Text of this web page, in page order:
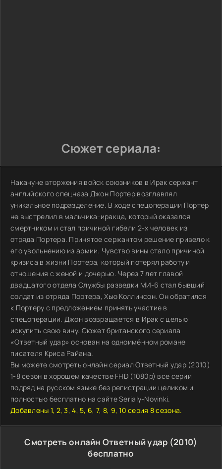
Сюжет сериала:
Накануне вторжения войск союзников в Ирак сержант
английского спецназа Джон Портер возглавлял
уникальное подразделение. В ходе спецоперации Портер
не выстрелил в мальчика-иракца, который оказался
смертником и стал причиной гибели 2-х человек из
отряда Портера. Принятое сержантом решение привело к
его увольнению из армии. Чувство вины стало причиной
кризиса в жизни Портера, который потерял работу и
отношения с женой и дочерью. Через 7 лет главой
двадцатого отдела Службы разведки МИ-6 стал бывший
солдат из отряда Портера, Хью Коллинсон. Он обратился
к Портеру с предложением принять участие в
спецоперации. Джон возвращается в Ирак с целью
искупить свою вину. Сюжет британского сериала
«Ответный удар» основан на одноимённом романе
писателя Криса Райана.
Вы можете смотреть онлайн сериал Ответный удар (2010)
1-8 сезон в хорошем качестве FHD (1080p) все серии
подряд на русском языке без регистрации целиком и
полностью бесплатно на сайте Serialy-Novinki.
Добавлены 1, 2, 3, 4, 5, 6, 7, 8, 9, 10 серия 8 сезона.
Смотреть онлайн Ответный удар (2010)
бесплатно